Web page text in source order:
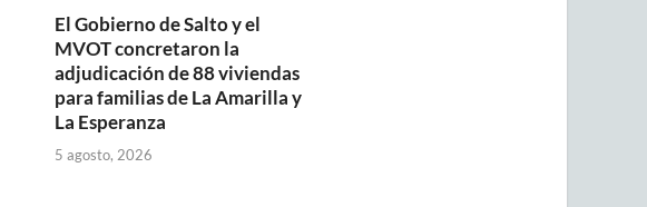
El Gobierno de Salto y el
MVOT concretaron la
adjudicación de 88 viviendas
para familias de La Amarilla y
La Esperanza
5 agosto, 2026